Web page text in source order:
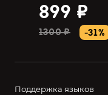
899 ₽
1300 ₽ -31%
Поддержка языков